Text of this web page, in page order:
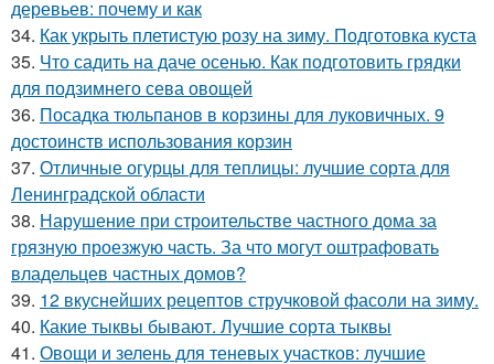
деревьев: почему и как
34. Как укрыть плетистую розу на зиму. Подготовка куста
35. Что садить на даче осенью. Как подготовить грядки
для подзимнего сева овощей
36. Посадка тюльпанов в корзины для луковичных. 9
достоинств использования корзин
37. Отличные огурцы для теплицы: лучшие сорта для
Ленинградской области
38. Нарушение при строительстве частного дома за
грязную проезжую часть. За что могут оштрафовать
владельцев частных домов?
39. 12 вкуснейших рецептов стручковой фасоли на зиму.
40. Какие тыквы бывают. Лучшие сорта тыквы
41. Овощи и зелень для теневых участков: лучшие